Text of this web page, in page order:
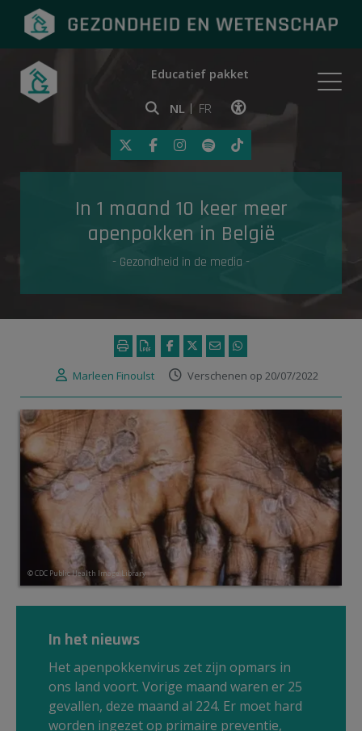
Onderwerpen
Gezondheid in de media
Educatief pakket
NL FR
Klik op deze link om
In 1 maand 10 keer meer
apenpokken in België
- Gezondheid in de media -
Marleen Finoulst Verschenen op 20/07/2022
© CDC Public Health Image Library
In het nieuws
Het apenpokkenvirus zet zijn opmars in
ons land voort. Vorige maand waren er 25
gevallen, deze maand al 224. Er moet hard
worden ingezet op primaire preventie,